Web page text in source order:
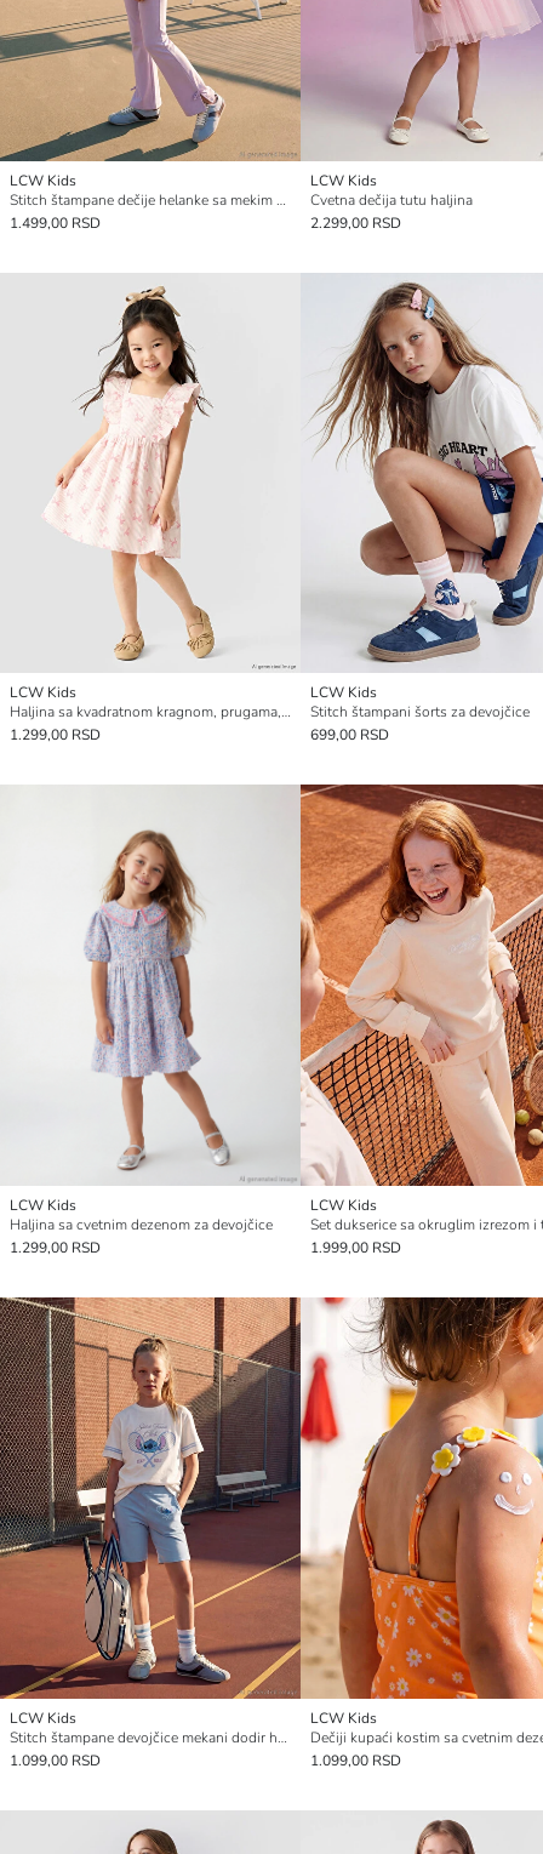
LCW Kids
Stitch štampane dečije helanke sa mekim dodirom
1.499,00 RSD
LCW Kids
Cvetna dečija tutu haljina
2.299,00 RSD
LCW Kids
Haljina sa kvadratnom kragnom, prugama, mašnom i štampom za devojčice
1.299,00 RSD
LCW Kids
Stitch štampani šorts za devojčice
699,00 RSD
LCW Kids
Haljina sa cvetnim dezenom za devojčice
1.299,00 RSD
LCW Kids
1.999,00 RSD
LCW Kids
Stitch štampane devojčice mekani dodir helanke
1.099,00 RSD
LCW Kids
1.099,00 RSD